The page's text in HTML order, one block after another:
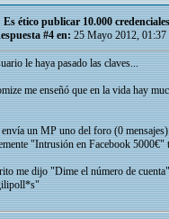
Es ético publicar 10.000
#4 en:25 Mayo 2012, 01:37
le haya pasado las claves...
me enseñó que en la vida hay
un MP uno del foro (0
"Intrusión en Facebook 5000€"
me dijo "Dime el número de